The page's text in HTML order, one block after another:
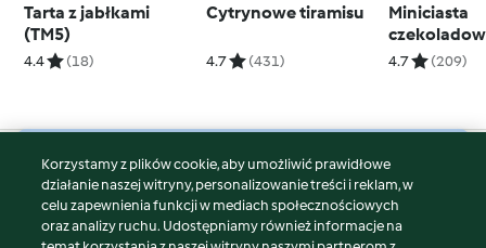
Tarta z jabłkami
(TM5)
4.4 (18)
Cytrynowe tiramisu
4.7 (431)
Miniciasta
Varomy
4.7 (209)
© Copyright 2026
Warunki korzystania
Polityka prywatności
Korzystamy z plików cookie, aby umożliwić prawidłowe
działanie naszej witryny, personalizowanie treści i reklam, w
celu zapewnienia funkcji w mediach społecznościowych
oraz analizy ruchu. Udostępniamy również informacje na